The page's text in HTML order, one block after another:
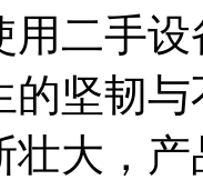
用二手
坚韧与
壮大，